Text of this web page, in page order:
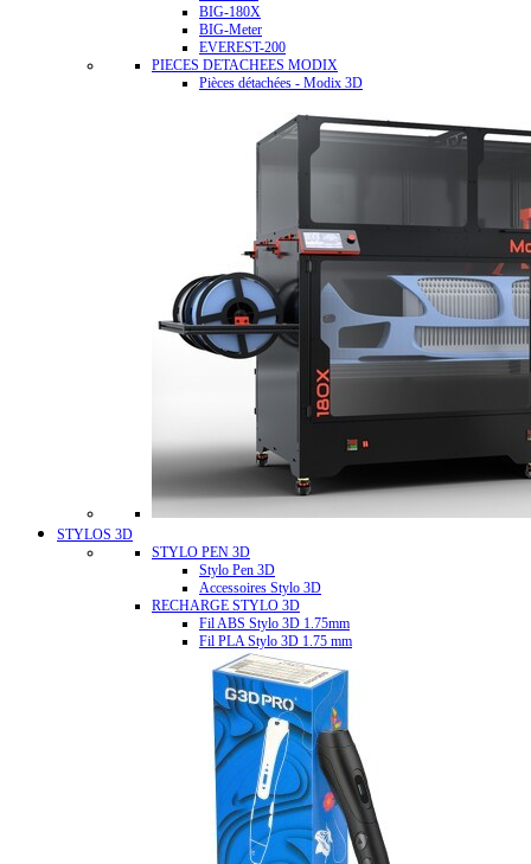
BIG-180X
BIG-Meter
EVEREST-200
PIECES DETACHEES MODIX
Pièces détachées - Modix 3D
STYLOS 3D
STYLO PEN 3D
Stylo Pen 3D
Accessoires Stylo 3D
RECHARGE STYLO 3D
Fil ABS Stylo 3D 1.75mm
Fil PLA Stylo 3D 1.75 mm